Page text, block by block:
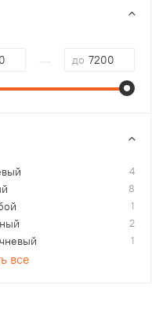
до
4
8
1
2
1
все